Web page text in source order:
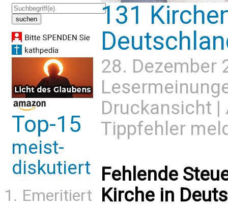
Top-15
meist-
diskutiert
Emeritiert
131
28. Dezember
Druckansicht |
Tippfehler
Fehlende
Kirche in